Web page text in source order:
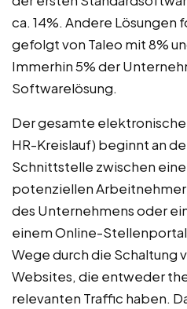
ca. 14%. Andere Lösungen
gefolgt von Taleo mit 8%
Immerhin 5% der
Softwarelösung.
Der gesamte
HR-Kreislauf) beginnt an
Schnittstelle zwischen
potenziellen
des Unternehmens oder
einem Online-
Wege durch die Schaltung
Websites, die entweder
relevanten Traffic haben.